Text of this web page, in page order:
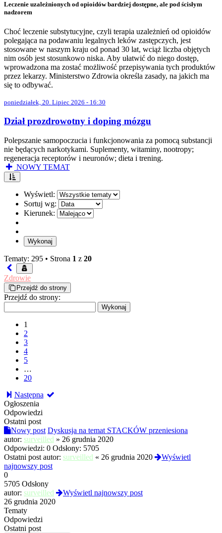
Leczenie uzależnionych od opioidów bardziej dostępne, ale pod ścisłym
nadzorem
Choć leczenie substytucyjne, czyli terapia uzależnień od opioidów
polegająca na podawaniu legalnych leków zastępczych, jest
stosowane w naszym kraju od ponad 30 lat, wciąż liczba objętych
nim osób jest stosunkowo niska. Aby ułatwić do niego dostęp,
wprowadzona ma zostać możliwość przepisywania tych produktów
przez lekarzy. Ministerstwo Zdrowia określa zasady, na jakich ma
się to odbywać.
poniedziałek, 20. Lipiec 2026 - 16:30
Dział prozdrowotny i doping mózgu
Polepszanie samopoczucia i funkcjonowania za pomocą substancji
nie będących narkotykami. Suplementy, witaminy, nootropy;
regeneracja receptorów i neuronów; dieta i trening.
NOWY TEMAT
Wyświetl:
Sortuj wg:
Kierunek:
Tematy: 295 • Strona 1 z 20
Zdrowie
Przejdź do strony
Przejdź do strony:
1
2
3
4
5
…
20
Następna
Ogłoszenia
Odpowiedzi
Ostatni post
Nowy post Dyskusja na temat STACKÓW przeniesiona
autor: surveilled » 26 grudnia 2020
Odpowiedzi: 0 Odsłony: 5705
Ostatni post autor: surveilled « 26 grudnia 2020
Wyświetl
najnowszy post
0
5705 Odsłony
autor: surveilled
Wyświetl najnowszy post
26 grudnia 2020
Tematy
Odpowiedzi
Ostatni post